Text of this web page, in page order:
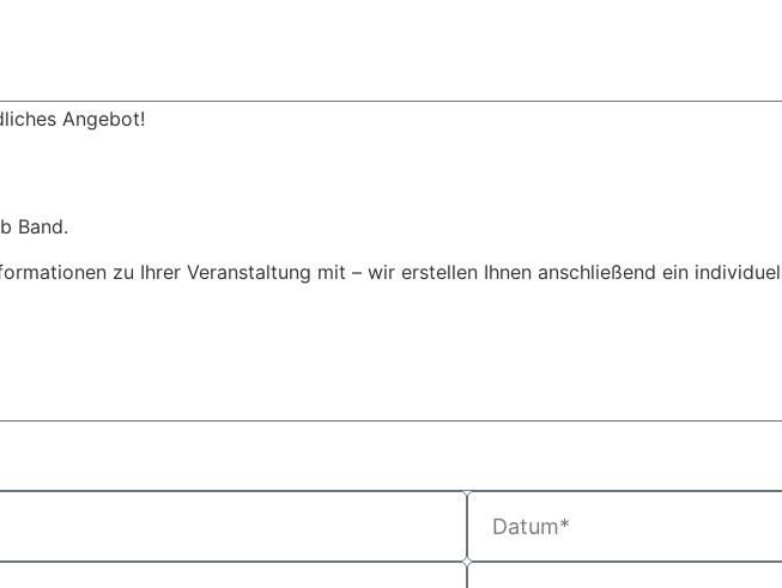
Angebot!
Band.
zu Ihrer Veranstaltung mit – wir erstellen Ihnen anschließend ein